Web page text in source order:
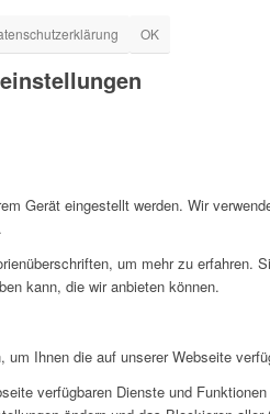
OK
Gerät eingestellt werden. Wir
um mehr zu
kann, die wir anbieten können.
um Ihnen die auf unserer Webseite
verfügbaren Dienste und